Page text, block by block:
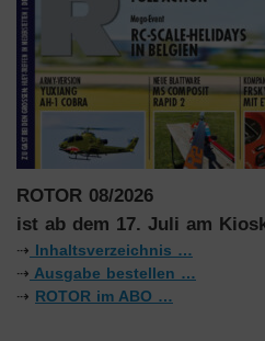
ROTOR 08/2026
ist ab dem 17. Juli am
⇢ Inhaltsverzeichnis …
⇢ Ausgabe bestellen …
⇢ ROTOR im ABO …